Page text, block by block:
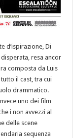
d’ispirazione, Di
resa ancor
composta da Luis
il cast, tra cui
drammatico.
uno dei film
i non avvezzi al
delle scene
sequenza